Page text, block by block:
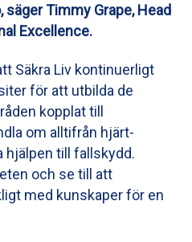
säger Timmy Grape, Head
Excellence.
Säkra Liv kontinuerligt
för att utbilda de
kopplat till
om alltifrån hjärt-
hjälpen till fallskydd.
och se till att
med kunskaper för en